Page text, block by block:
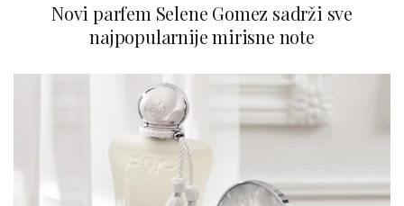
Novi parfem Selene Gomez sadrži sve
najpopularnije mirisne note